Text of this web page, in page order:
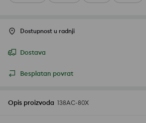
Dostupnost u radnji
Dostava
Besplatan povrat
Opis proizvoda 138AC-80X